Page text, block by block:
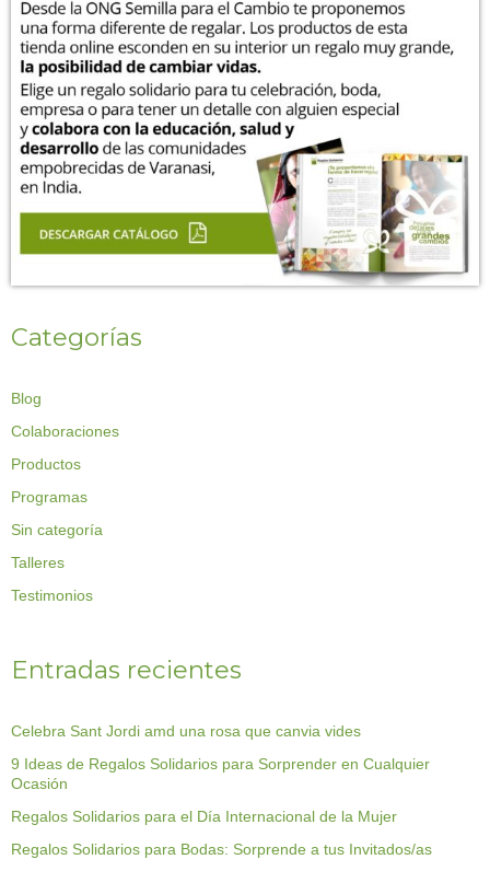
Categorías
Blog
Colaboraciones
Productos
Programas
Sin categoría
Talleres
Testimonios
Entradas recientes
Celebra Sant Jordi amd una rosa que canvia vides
9 Ideas de Regalos Solidarios para Sorprender en Cualquier
Ocasión
Regalos Solidarios para el Día Internacional de la Mujer
Regalos Solidarios para Bodas: Sorprende a tus Invitados/as